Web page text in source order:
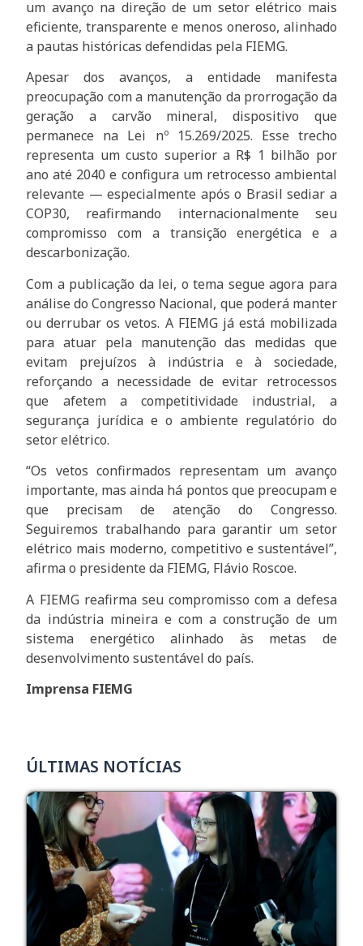
um avanço na direção de um setor elétrico mais
eficiente, transparente e menos oneroso, alinhado
a pautas históricas defendidas pela FIEMG.
Apesar dos avanços, a entidade manifesta
preocupação com a manutenção da prorrogação da
geração a carvão mineral, dispositivo que
permanece na Lei nº 15.269/2025. Esse trecho
representa um custo superior a R$ 1 bilhão por
ano até 2040 e configura um retrocesso ambiental
relevante — especialmente após o Brasil sediar a
COP30, reafirmando internacionalmente seu
compromisso com a transição energética e a
descarbonização.
Com a publicação da lei, o tema segue agora para
análise do Congresso Nacional, que poderá manter
ou derrubar os vetos. A FIEMG já está mobilizada
para atuar pela manutenção das medidas que
evitam prejuízos à indústria e à sociedade,
reforçando a necessidade de evitar retrocessos
que afetem a competitividade industrial, a
segurança jurídica e o ambiente regulatório do
setor elétrico.
“Os vetos confirmados representam um avanço
importante, mas ainda há pontos que preocupam e
que precisam de atenção do Congresso.
Seguiremos trabalhando para garantir um setor
elétrico mais moderno, competitivo e sustentável”,
afirma o presidente da FIEMG, Flávio Roscoe.
A FIEMG reafirma seu compromisso com a defesa
da indústria mineira e com a construção de um
sistema energético alinhado às metas de
desenvolvimento sustentável do país.
Imprensa FIEMG
ÚLTIMAS NOTÍCIAS